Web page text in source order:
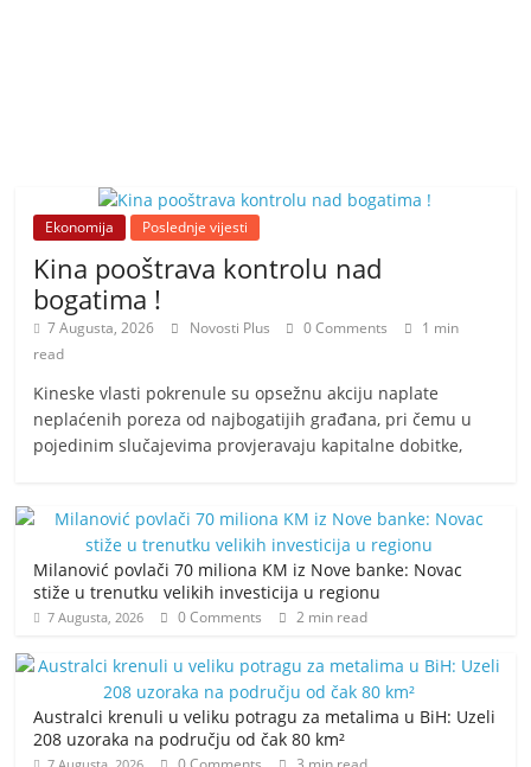
Ekonomija Poslednje vijesti
Kina pooštrava kontrolu nad
bogatima !
7 Augusta, 2026 Novosti Plus 0 Comments
1 min
read
​Kineske vlasti pokrenule su opsežnu akciju naplate
neplaćenih poreza od najbogatijih građana, pri čemu u
pojedinim slučajevima provjeravaju kapitalne dobitke,
Milanović povlači 70 miliona KM iz Nove banke: Novac
stiže u trenutku velikih investicija u regionu
7 Augusta, 2026 0 Comments 2 min read
Australci krenuli u veliku potragu za metalima u BiH: Uzeli
208 uzoraka na području od čak 80 km²